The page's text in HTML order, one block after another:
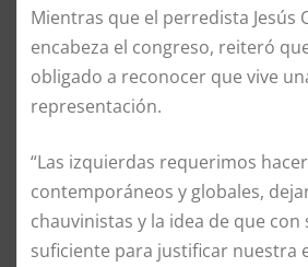
Mientras que el perredista Jesús
encabeza el congreso, reiteró
obligado a reconocer que vive
representación.
“Las izquierdas requerimos
contemporáneos y globales,
chauvinistas y la idea de que
suficiente para justificar nuestra